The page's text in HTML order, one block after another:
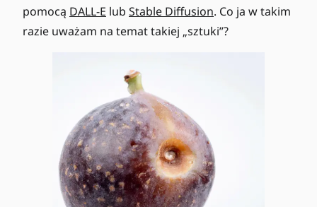
pomocą DALL-E lub Stable Diffusion. Co ja w takim
razie uważam na temat takiej „sztuki”?